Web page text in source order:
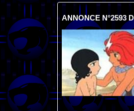
ANNONCE N°2593